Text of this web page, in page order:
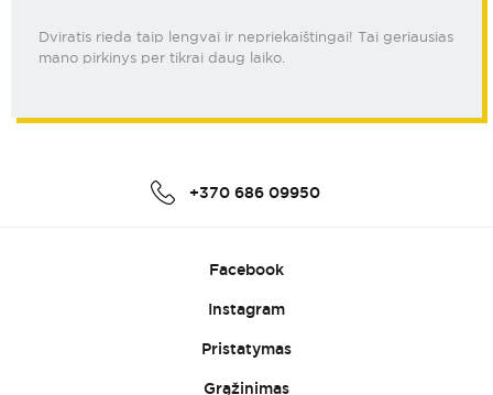
Dviratis rieda taip lengvai ir nepriekaištingai! Tai geriausias
mano pirkinys per tikrai daug laiko.
+370 686 09950
Facebook
Instagram
Pristatymas
Grąžinimas